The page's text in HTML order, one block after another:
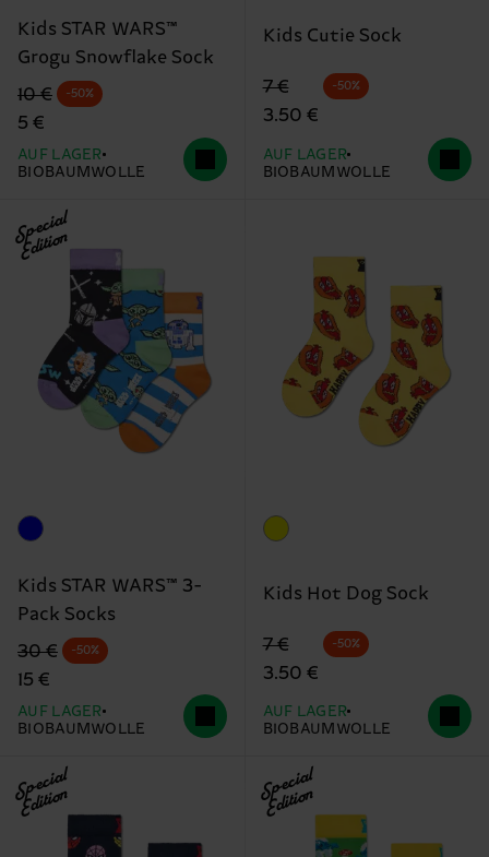
Kids STAR WARS™
Grogu Snowflake Sock
Originalpreis
10 €
Reduzierter Preis
5 €
-50%
AUF LAGER
BIOBAUMWOLLE
Kids Cutie Sock
Originalpreis
7 €
Reduzierter Preis
3.50 €
-50%
AUF LAGER
BIOBAUMWOLLE
Special
Edition
Kids STAR WARS™ 3-
Pack Socks
Originalpreis
30 €
Reduzierter Preis
15 €
-50%
AUF LAGER
BIOBAUMWOLLE
Kids Hot Dog Sock
Originalpreis
7 €
Reduzierter Preis
3.50 €
-50%
AUF LAGER
BIOBAUMWOLLE
Special
Edition Special
Edition